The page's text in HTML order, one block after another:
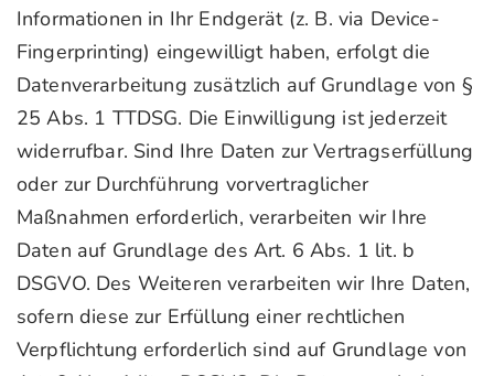
Informationen in Ihr Endgerät (z. B. via Device-
Fingerprinting) eingewilligt haben, erfolgt die
Datenverarbeitung zusätzlich auf Grundlage von §
25 Abs. 1 TTDSG. Die Einwilligung ist jederzeit
widerrufbar. Sind Ihre Daten zur Vertragserfüllung
oder zur Durchführung vorvertraglicher
Maßnahmen erforderlich, verarbeiten wir Ihre
Daten auf Grundlage des Art. 6 Abs. 1 lit. b
DSGVO. Des Weiteren verarbeiten wir Ihre Daten,
sofern diese zur Erfüllung einer rechtlichen
Verpflichtung erforderlich sind auf Grundlage von